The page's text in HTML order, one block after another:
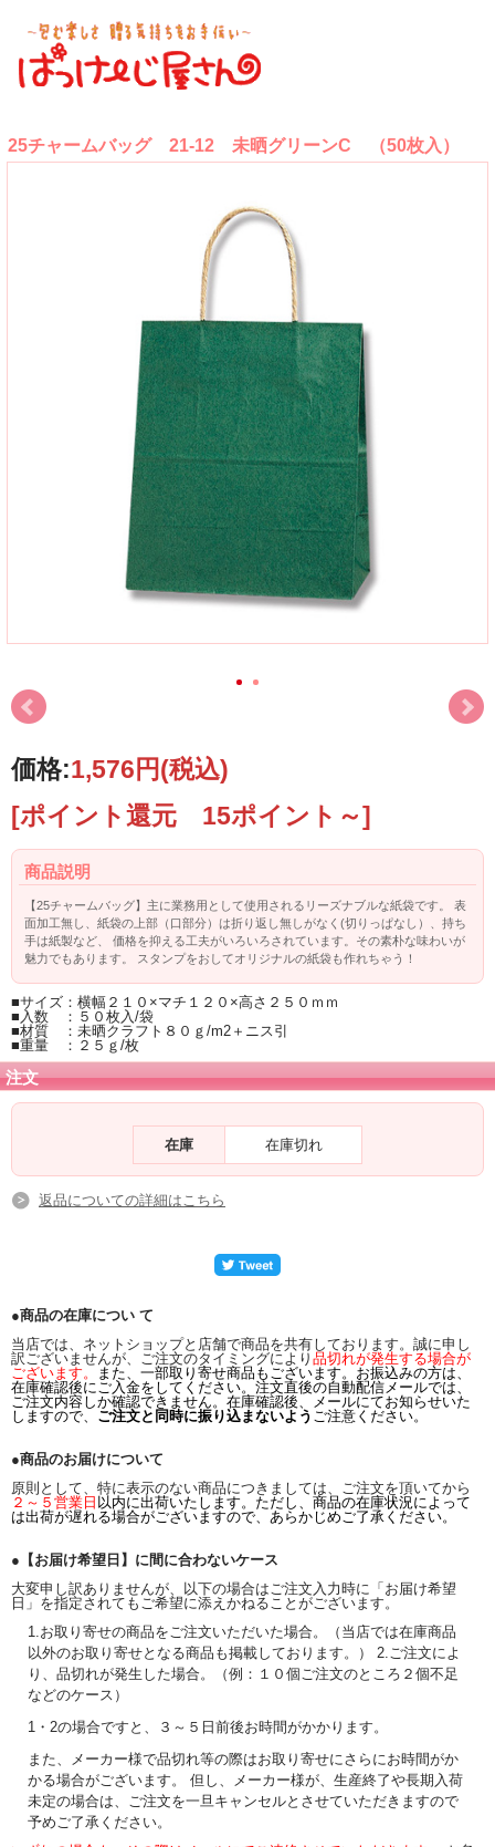
25チャームバッグ 21-12 未晒グリーンC （50枚入）
価格:1,576円(税込)
[ポイント還元 15ポイント～]
商品説明
【25チャームバッグ】主に業務用として使用されるリーズナブルな紙袋です。 表
面加工無し、紙袋の上部（口部分）は折り返し無しがなく(切りっぱなし）、持ち
手は紙製など、 価格を抑える工夫がいろいろされています。その素朴な味わいが
魅力でもあります。 スタンプをおしてオリジナルの紙袋も作れちゃう！
■サイズ：横幅２１０×マチ１２０×高さ２５０ｍｍ
■入数 ：５０枚入/袋
■材質 ：未晒クラフト８０ｇ/m2＋ニス引
■重量 ：２５ｇ/枚
注文
在庫 在庫切れ
返品についての詳細はこちら
●商品の在庫につい て
当店では、ネットショップと店舗で商品を共有しております。誠に申し
訳ございませんが、ご注文のタイミングにより 品切れが発生する場合が
ございます。
また、一部取り寄せ商品もございます。お振込みの方は、
在庫確認後にご入金をしてください。注文直後の自動配信メールでは、
ご注文内容しか確認できません。在庫確認後、メールにてお知らせいた
しますので、 ご注文と同時に振り込まないよう ご注意ください。
●商品のお届けについて
原則として、特に表示のない商品につきましては、ご注文を頂いてから
２～５営業日 以内に出荷いたします。ただし、商品の在庫状況によって
は出荷が遅れる場合がございますので、あらかじめご了承ください。
●【お届け希望日】に間に合わないケース
大変申し訳ありませんが、以下の場合はご注文入力時に「お届け希望
日」を指定されてもご希望に添えかねることがございます。
1.お取り寄せの商品をご注文いただいた場合。（当店では在庫商品
以外のお取り寄せとなる商品も掲載しております。） 2.ご注文によ
り、品切れが発生した場合。（例：１０個ご注文のところ２個不足
などのケース）
1・2の場合ですと、３～５日前後お時間がかかります。
また、メーカー様で品切れ等の際はお取り寄せにさらにお時間がか
かる場合がございます。 但し、メーカー様が、生産終了や長期入荷
未定の場合は、ご注文を一旦キャンセルとさせていただきますので
予めご了承ください。